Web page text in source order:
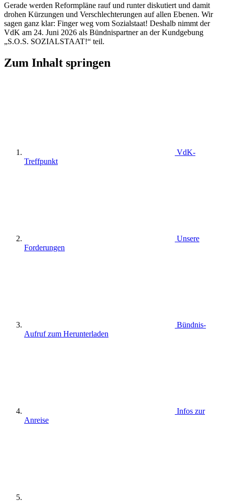
Gerade werden Reformpläne rauf und runter diskutiert und damit
drohen Kürzungen und Verschlechterungen auf allen Ebenen. Wir
sagen ganz klar: Finger weg vom Sozialstaat! Deshalb nimmt der
VdK am 24. Juni 2026 als Bündnispartner an der Kundgebung
„S.O.S. SOZIALSTAAT!“ teil.
Zum Inhalt springen
VdK-
Treffpunkt
Unsere
Forderungen
Bündnis-
Aufruf zum Herunterladen
Infos zur
Anreise